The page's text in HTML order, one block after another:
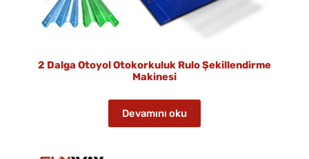
2 Dalga Otoyol Otokorkuluk Rulo Şekillendirme
Makinesi
Devamını oku